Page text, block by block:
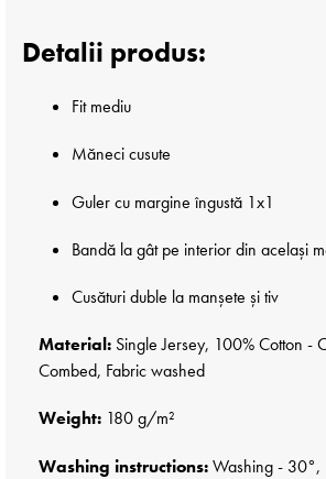
Detalii produs:
Fit mediu
Măneci cusute
Guler cu margine îngustă 1x1
Bandă la gât pe interior din același
Cusături duble la manșete și tiv
Material: Single Jersey, 100% Cotton -
Combed, Fabric washed
Weight: 180 g/m²
Washing instructions:Washing - 30°,